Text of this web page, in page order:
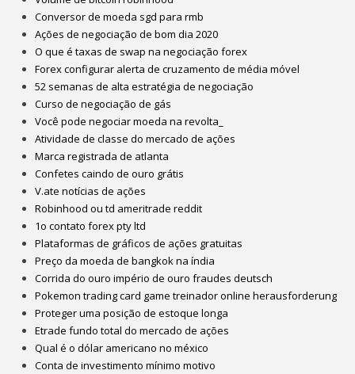
Conversor de moeda sgd para rmb
Ações de negociação de bom dia 2020
O que é taxas de swap na negociação forex
Forex configurar alerta de cruzamento de média móvel
52 semanas de alta estratégia de negociação
Curso de negociação de gás
Você pode negociar moeda na revolta_
Atividade de classe do mercado de ações
Marca registrada de atlanta
Confetes caindo de ouro grátis
V.ate notícias de ações
Robinhood ou td ameritrade reddit
1o contato forex pty ltd
Plataformas de gráficos de ações gratuitas
Preço da moeda de bangkok na índia
Corrida do ouro império de ouro fraudes deutsch
Pokemon trading card game treinador online herausforderung
Proteger uma posição de estoque longa
Etrade fundo total do mercado de ações
Qual é o dólar americano no méxico
Conta de investimento mínimo motivo